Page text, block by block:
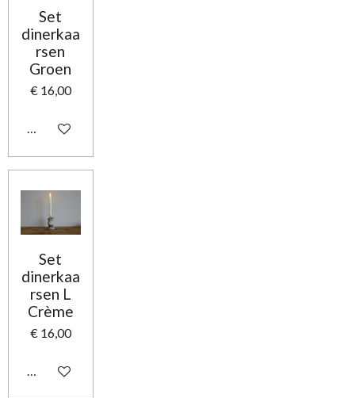
Set
dinerkaa
rsen
Groen
€ 16,00
In winkelwagen
Set
dinerkaa
rsen L
Crème
€ 16,00
In winkelwagen